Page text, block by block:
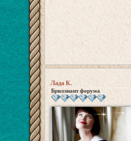
Лада К.
Бриллиант форума